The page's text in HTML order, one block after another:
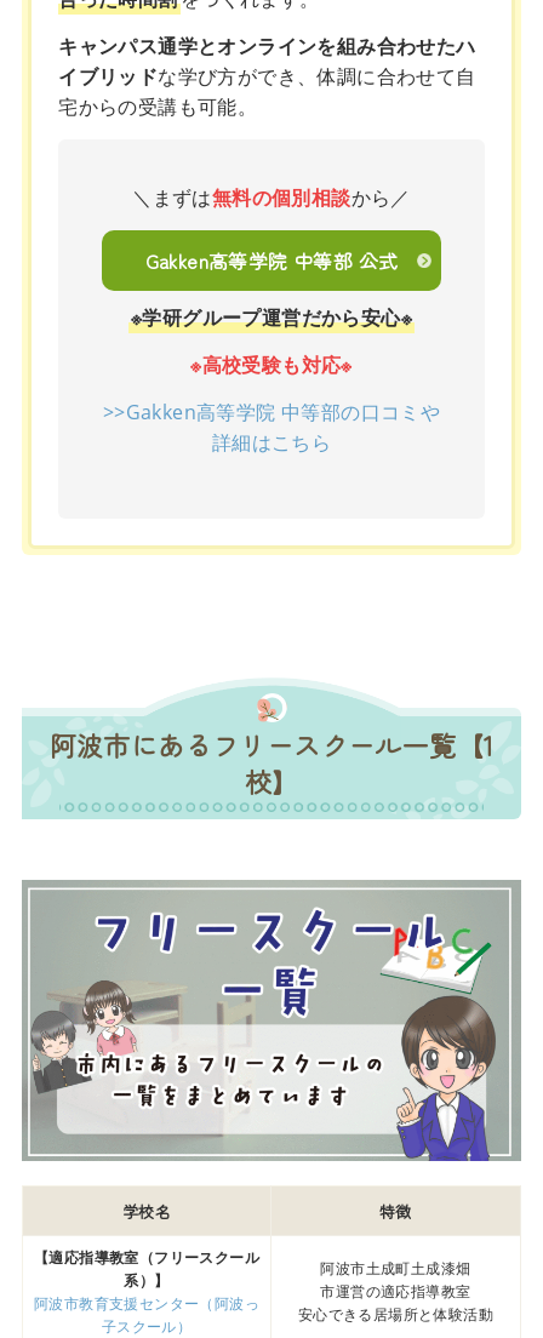
キャンパス通学とオンラインを組み合わせたハ
イブリッドな学び方ができ、体調に合わせて自
宅からの受講も可能。
＼まずは無料の個別相談から／
Gakken高等学院 中等部 公式
※学研グループ運営だから安心※
※高校受験も対応※
>>Gakken高等学院 中等部の口コミや
詳細はこちら
阿波市にあるフリースクール一覧【1
校】
学校名 特徴
【適応指導教室（フリースクール
系）】
阿波市教育支援センター（阿波っ
子スクール）
阿波市土成町土成漆畑
市運営の適応指導教室
安心できる居場所と体験活動